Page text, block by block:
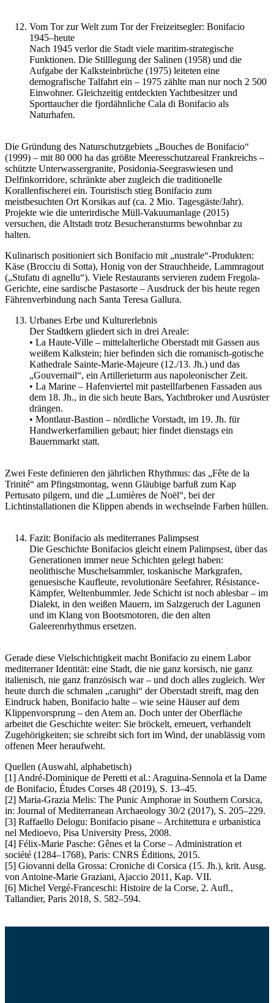
Vom Tor zur Welt zum Tor der Freizeitsegler: Bonifacio
1945–heute
Nach 1945 verlor die Stadt viele maritim-strategische
Funktionen. Die Stilllegung der Salinen (1958) und die
Aufgabe der Kalksteinbrüche (1975) leiteten eine
demografische Talfahrt ein ­– 1975 zählte man nur noch 2 500
Einwohner. Gleichzeitig entdeckten Yachtbesitzer und
Sporttaucher die fjordähnliche Cala di Bonifacio als
Naturhafen.
Die Gründung des Naturschutzgebiets „Bouches de Bonifacio“
(1999) – mit 80 000 ha das größte Meeresschutzareal Frankreichs –
schützte Unterwassergranite, Posidonia-Seegraswiesen und
Delfinkorridore, schränkte aber zugleich die traditionelle
Korallenfischerei ein. Touristisch stieg Bonifacio zum
meistbesuchten Ort Korsikas auf (ca. 2 Mio. Tagesgäste/Jahr).
Projekte wie die unterirdische Müll-Vakuumanlage (2015)
versuchen, die Altstadt trotz Besucheransturms bewohnbar zu
halten.
Kulinarisch positioniert sich Bonifacio mit „nustrale“-Produkten:
Käse (Brocciu di Sotta), Honig von der Strauchheide, Lammragout
(„Stufatu di agnellu“). Viele Restaurants servieren zudem Fregola-
Gerichte, eine sardische Pastasorte – Ausdruck der bis heute regen
Fährenverbindung nach Santa Teresa Gallura.
Urbanes Erbe und Kulturerlebnis
Der Stadtkern gliedert sich in drei Areale:
• La Haute-Ville – mittelalterliche Oberstadt mit Gassen aus
weißem Kalkstein; hier befinden sich die romanisch-gotische
Kathedrale Sainte-Marie-Majeure (12./13. Jh.) und das
„Gouvernail“, ein Artillerieturm aus napoleonischer Zeit.
• La Marine – Hafenviertel mit pastellfarbenen Fassaden aus
dem 18. Jh., in die sich heute Bars, Yachtbroker und Ausrüster
drängen.
• Montlaur-Bastion – nördliche Vorstadt, im 19. Jh. für
Handwerkerfamilien gebaut; hier findet dienstags ein
Bauernmarkt statt.
Zwei Feste definieren den jährlichen Rhythmus: das „Fête de la
Trinité“ am Pfingstmontag, wenn Gläubige barfuß zum Kap
Pertusato pilgern, und die „Lumières de Noël“, bei der
Lichtinstallationen die Klippen abends in wechselnde Farben hüllen.
Fazit: Bonifacio als mediterranes Palimpsest
Die Geschichte Bonifacios gleicht einem Palimpsest, über das
Generationen immer neue Schichten gelegt haben:
neolithische Muschelsammler, toskanische Markgrafen,
genuesische Kaufleute, revolutionäre Seefahrer, Résistance-
Kämpfer, Weltenbummler. Jede Schicht ist noch ablesbar – im
Dialekt, in den weißen Mauern, im Salzgeruch der Lagunen
und im Klang von Bootsmotoren, die den alten
Galeerenrhythmus ersetzen.
Gerade diese Vielschichtigkeit macht Bonifacio zu einem Labor
mediterraner Identität: eine Stadt, die nie ganz korsisch, nie ganz
italienisch, nie ganz französisch war – und doch alles zugleich. Wer
heute durch die schmalen „carughi“ der Oberstadt streift, mag den
Eindruck haben, Bonifacio halte – wie seine Häuser auf dem
Klippenvorsprung – den Atem an. Doch unter der Oberfläche
arbeitet die Geschichte weiter: Sie bröckelt, erneuert, verhandelt
Zugehörigkeiten; sie schreibt sich fort im Wind, der unablässig vom
offenen Meer heraufweht.
Quellen (Auswahl, alphabetisch)
[1] André-Dominique de Peretti et al.: Araguina-Sennola et la Dame
de Bonifacio, Études Corses 48 (2019), S. 13–45.
[2] Maria-Grazia Melis: The Punic Amphorae in Southern Corsica,
in: Journal of Mediterranean Archaeology 30/2 (2017), S. 205–229.
[3] Raffaello Delogu: Bonifacio pisane – Architettura e urbanistica
nel Medioevo, Pisa University Press, 2008.
[4] Félix-Marie Pasche: Gênes et la Corse – Administration et
société (1284–1768), Paris: CNRS Éditions, 2015.
[5] Giovanni della Grossa: Croniche di Corsica (15. Jh.), krit. Ausg.
von Antoine-Marie Graziani, Ajaccio 2011, Kap. VII.
[6] Michel Vergé-Franceschi: Histoire de la Corse, 2. Aufl.,
Tallandier, Paris 2018, S. 582–594.